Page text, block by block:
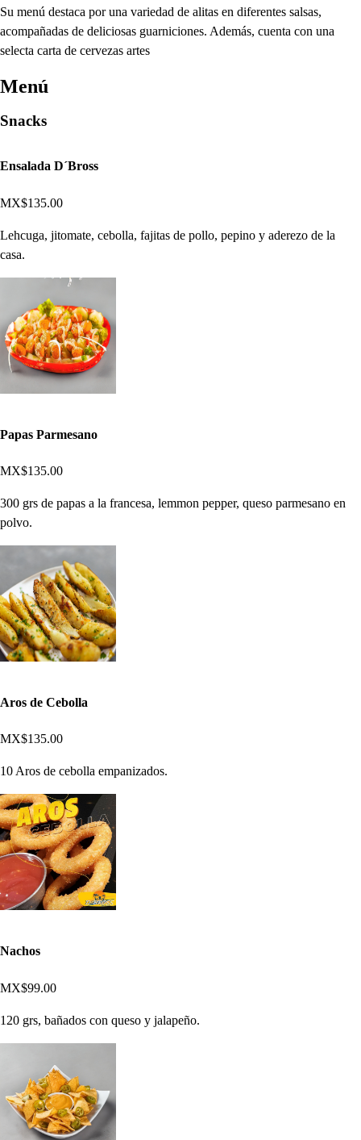
Su menú destaca por una variedad de alitas en diferentes salsas,
acompañadas de deliciosas guarniciones. Además, cuenta con una
selecta carta de cervezas artes
Menú
Snacks
Ensalada D´Bross
MX$135.00
Lehcuga, jitomate, cebolla, fajitas de pollo, pepino y aderezo de la
casa.
Papas Parmesano
MX$135.00
300 grs de papas a la francesa, lemmon pepper, queso parmesano en
polvo.
Aros de Cebolla
MX$135.00
10 Aros de cebolla empanizados.
Nachos
MX$99.00
120 grs, bañados con queso y jalapeño.